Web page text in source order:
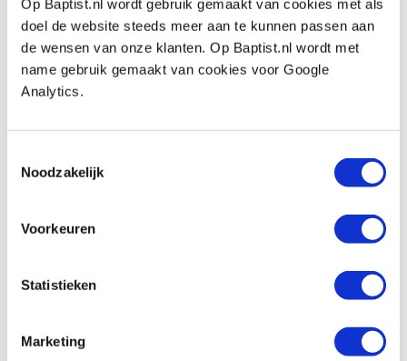
Op Baptist.nl wordt gebruik gemaakt van cookies met als
doel de website steeds meer aan te kunnen passen aan
de wensen van onze klanten. Op Baptist.nl wordt met
name gebruik gemaakt van cookies voor Google
Analytics.
Noodzakelijk
Voorkeuren
Statistieken
Marketing
Geleider voor het slijpen van steek- en
schaafbeitels
Artikelnummer: 25399